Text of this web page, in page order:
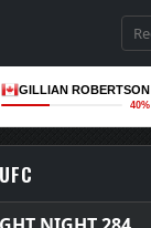
GILLIAN ROBERTSON
40%